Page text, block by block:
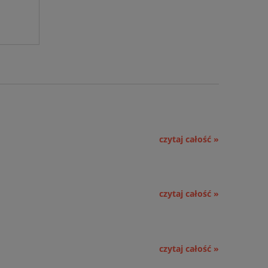
czytaj całość »
czytaj całość »
czytaj całość »